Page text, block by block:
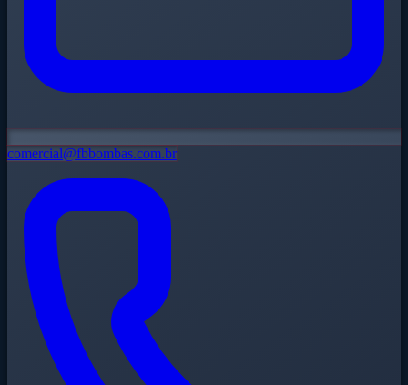
comercial@fbbombas.com.br